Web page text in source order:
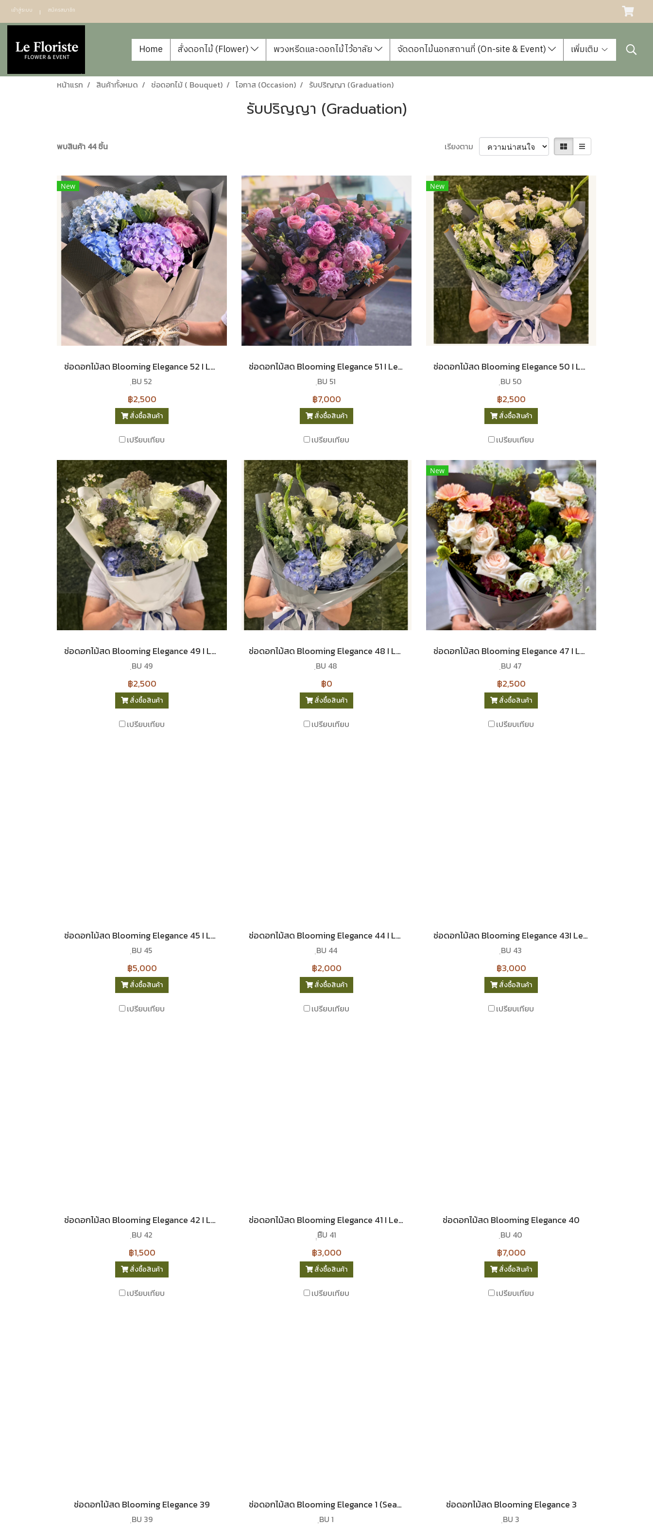
เข้าสู่ระบบ สมัครสมาชิก
Home สั่งดอกไม้ (Flower) พวงหรีดและดอกไม้ไว้อาลัย จัดดอกไม้นอกสถานที่ (On-site & Event) เพิ่มเติม
หน้าแรก สินค้าทั้งหมด ช่อดอกไม้ ( Bouquet) โอกาส (Occasion) รับปริญญา (Graduation)
รับปริญญา (Graduation)
พบสินค้า 44 ชิ้น เรียงตาม
New
ช่อดอกไม้สด Blooming Elegance 52 I Le Floriste
ฺBU 52
฿2,500
สั่งซื้อสินค้า
เปรียบเทียบ
ช่อดอกไม้สด Blooming Elegance 51 I Le Floriste
ฺBU 51
฿7,000
สั่งซื้อสินค้า
เปรียบเทียบ
New
ช่อดอกไม้สด Blooming Elegance 50 I Le Floriste
ฺBU 50
฿2,500
สั่งซื้อสินค้า
เปรียบเทียบ
ช่อดอกไม้สด Blooming Elegance 49 I Le Floriste
ฺBU 49
฿2,500
สั่งซื้อสินค้า
เปรียบเทียบ
ช่อดอกไม้สด Blooming Elegance 48 I Le Floriste
ฺBU 48
฿0
สั่งซื้อสินค้า
เปรียบเทียบ
New
ช่อดอกไม้สด Blooming Elegance 47 I Le Floriste
ฺBU 47
฿2,500
สั่งซื้อสินค้า
เปรียบเทียบ
ช่อดอกไม้สด Blooming Elegance 45 I Le Floriste
ฺBU 45
฿5,000
สั่งซื้อสินค้า
เปรียบเทียบ
ช่อดอกไม้สด Blooming Elegance 44 I Le Floriste
ฺBU 44
฿2,000
สั่งซื้อสินค้า
เปรียบเทียบ
ช่อดอกไม้สด Blooming Elegance 43I Le Floriste
ฺBU 43
฿3,000
สั่งซื้อสินค้า
เปรียบเทียบ
ช่อดอกไม้สด Blooming Elegance 42 I Le Floriste
ฺBU 42
฿1,500
สั่งซื้อสินค้า
เปรียบเทียบ
ช่อดอกไม้สด Blooming Elegance 41 I Le Floriste
ฺฺB๊U 41
฿3,000
สั่งซื้อสินค้า
เปรียบเทียบ
ช่อดอกไม้สด Blooming Elegance 40
ฺBU 40
฿7,000
สั่งซื้อสินค้า
เปรียบเทียบ
ช่อดอกไม้สด Blooming Elegance 39
ฺBU 39
ช่อดอกไม้สด Blooming Elegance 1 (Seasonal Flower )
ฺBU 1
ช่อดอกไม้สด Blooming Elegance 3
ฺBU 3